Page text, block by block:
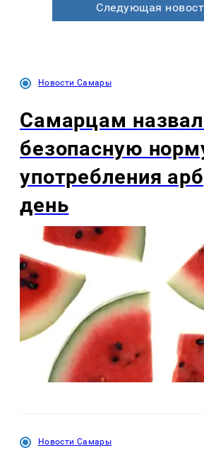
Следующая
Новости Самары
Самарцам
безопасную
употребления
день
Новости Самары